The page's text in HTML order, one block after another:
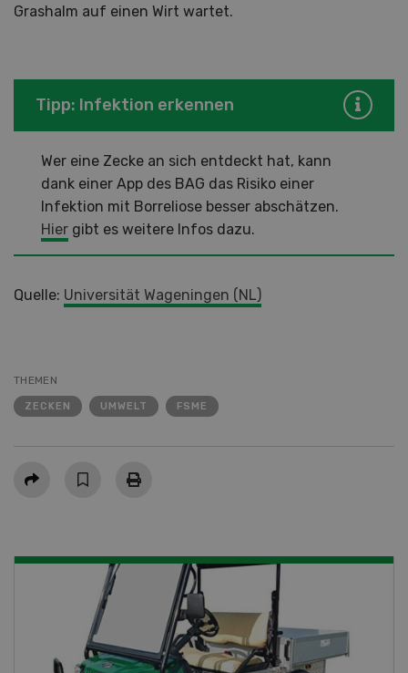
Grashalm auf einen Wirt wartet.
Tipp: Infektion erkennen
Wer eine Zecke an sich entdeckt hat, kann
dank einer App des BAG das Risiko einer
Infektion mit Borreliose besser abschätzen.
Hier gibt es weitere Infos dazu.
Quelle: Universität Wageningen (NL)
THEMEN
ZECKEN UMWELT FSME
Teilen